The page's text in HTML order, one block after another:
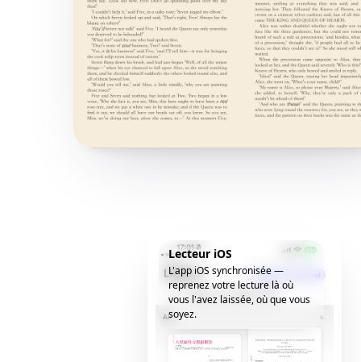
Lecteur iOS
L'app iOS synchronisée —
reprenez votre lecture là où
vous l'avez laissée, où que vous
soyez.